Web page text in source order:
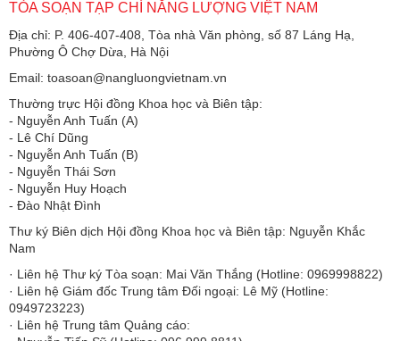
TÒA SOẠN TẠP CHÍ NĂNG LƯỢNG VIỆT NAM
Địa chỉ: P. 406-407-408, Tòa nhà Văn phòng, số 87 Láng Hạ,
Phường Ô Chợ Dừa, Hà Nội
Email: toasoan@nangluongvietnam.vn
Thường trực Hội đồng Khoa học và Biên tập:
​​​​​​- Nguyễn Anh Tuấn (A)
- Lê Chí Dũng
- Nguyễn Anh Tuấn (B)
- Nguyễn Thái Sơn
- Nguyễn Huy Hoạch
- Đào Nhật Đình
Thư ký Biên dịch Hội đồng Khoa học và Biên tập: Nguyễn Khắc
Nam
· Liên hệ Thư ký Tòa soạn: Mai Văn Thắng (Hotline: 0969998822)
· Liên hệ Giám đốc Trung tâm Đối ngoại: Lê Mỹ (Hotline:
0949723223)
· Liên hệ Trung tâm Quảng cáo: